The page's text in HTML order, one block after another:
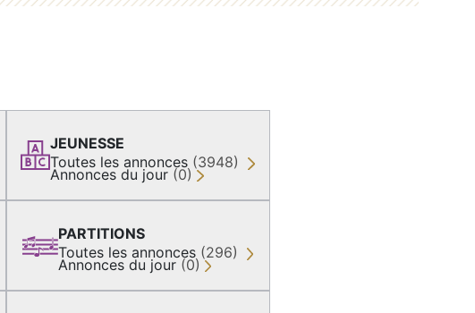
JEUNESSE
Toutes les annonces (3948)
Annonces du jour (0)
PARTITIONS
Toutes les annonces (296)
Annonces du jour (0)